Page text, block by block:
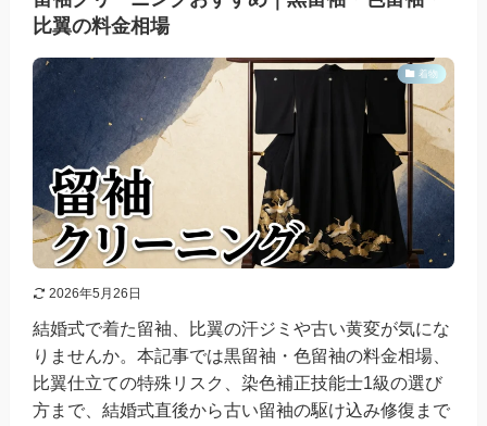
比翼の料金相場
着物
2026年5月26日
結婚式で着た留袖、比翼の汗ジミや古い黄変が気にな
りませんか。本記事では黒留袖・色留袖の料金相場、
比翼仕立ての特殊リスク、染色補正技能士1級の選び
方まで、結婚式直後から古い留袖の駆け込み修復まで